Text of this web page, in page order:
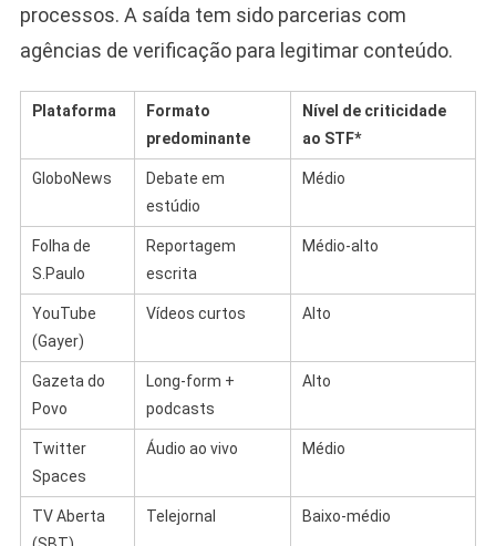
processos. A saída tem sido parcerias com
agências de verificação para legitimar conteúdo.
Plataforma
Formato
predominante
Nível de criticidade
ao STF*
GloboNews
Debate em
estúdio
Médio
Folha de
S.Paulo
Reportagem
escrita
Médio-alto
YouTube
(Gayer)
Vídeos curtos Alto
Gazeta do
Povo
Long-form +
podcasts
Alto
Twitter
Spaces
Áudio ao vivo Médio
TV Aberta
Telejornal Baixo-médio